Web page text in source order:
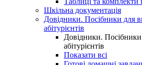
Шкільна документація
Довідники. Посібники для
абітурієнтів
Довідники.
абітурієнтів
Показати всі